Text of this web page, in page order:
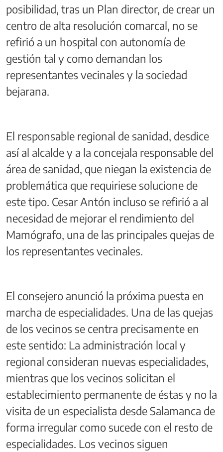
posibilidad, tras un Plan director, de crear un
centro de alta resolución comarcal, no se
refirió a un hospital con autonomía de
gestión tal y como demandan los
representantes vecinales y la sociedad
bejarana.
El responsable regional de sanidad, desdice
así al alcalde y a la concejala responsable del
área de sanidad, que niegan la existencia de
problemática que requiriese solucione de
este tipo. Cesar Antón incluso se refirió a al
necesidad de mejorar el rendimiento del
Mamógrafo, una de las principales quejas de
los representantes vecinales.
El consejero anunció la próxima puesta en
marcha de especialidades. Una de las quejas
de los vecinos se centra precisamente en
este sentido: La administración local y
regional consideran nuevas especialidades,
mientras que los vecinos solicitan el
establecimiento permanente de éstas y no la
visita de un especialista desde Salamanca de
forma irregular como sucede con el resto de
especialidades. Los vecinos siguen